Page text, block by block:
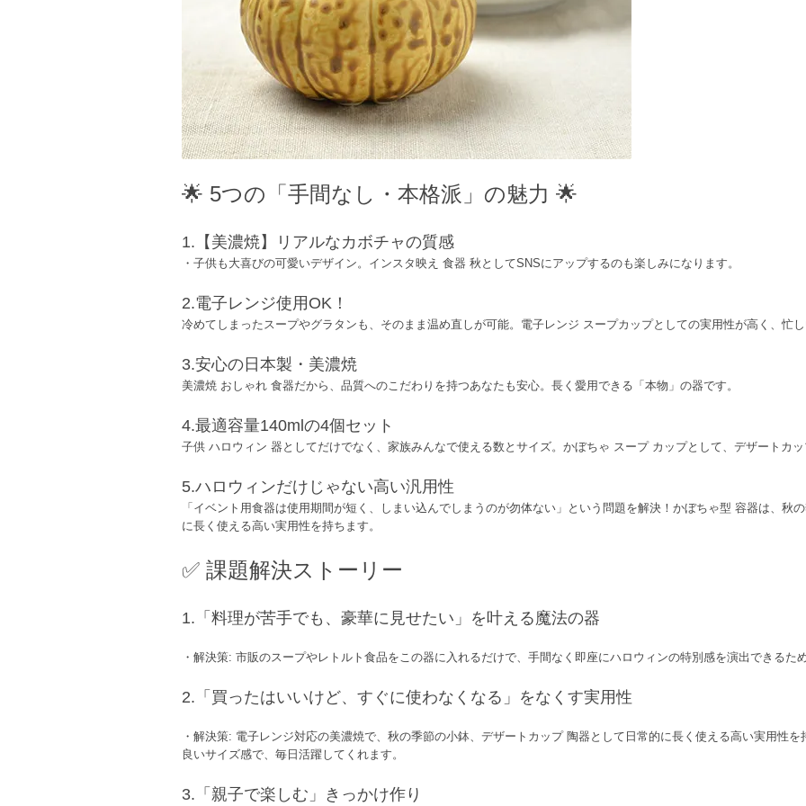
🌟 5つの「手間なし・本格派」の魅力 🌟
1.【美濃焼】リアルなカボチャの質感
・子供も大喜びの可愛いデザイン。インスタ映え 食器 秋としてSNSにアップするのも楽しみになります。
2.電子レンジ使用OK！
冷めてしまったスープやグラタンも、そのまま温め直しが可能。電子レンジ スープカップとしての実用性が高く、忙し
3.安心の日本製・美濃焼
美濃焼 おしゃれ 食器だから、品質へのこだわりを持つあなたも安心。長く愛用できる「本物」の器です。
4.最適容量140mlの4個セット
子供 ハロウィン 器としてだけでなく、家族みんなで使える数とサイズ。かぼちゃ スープ カップとして、デザートカッ
5.ハロウィンだけじゃない高い汎用性
「イベント用食器は使用期間が短く、しまい込んでしまうのが勿体ない」という問題を解決！かぼちゃ型 容器は、秋
に長く使える高い実用性を持ちます。
✅ 課題解決ストーリー
1.「料理が苦手でも、豪華に見せたい」を叶える魔法の器
・解決策: 市販のスープやレトルト食品をこの器に入れるだけで、手間なく即座にハロウィンの特別感を演出できるた
2.「買ったはいいけど、すぐに使わなくなる」をなくす実用性
・解決策: 電子レンジ対応の美濃焼で、秋の季節の小鉢、デザートカップ 陶器として日常的に長く使える高い実用性
良いサイズ感で、毎日活躍してくれます。
3.「親子で楽しむ」きっかけ作り